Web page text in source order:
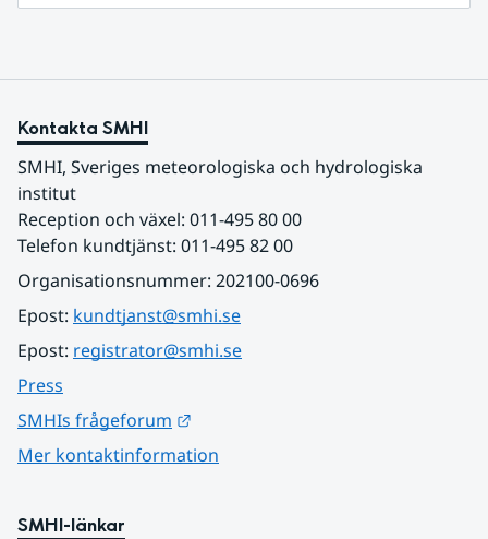
Kontakta SMHI
SMHI, Sveriges meteorologiska och hydrologiska
institut
Reception och växel: 011-495 80 00
Telefon kundtjänst: 011-495 82 00
Organisationsnummer: 202100-0696
Epost: kundtjanst@smhi.se
Epost: registrator@smhi.se
Press
SMHIs frågeforum
Mer kontaktinformation
SMHI-länkar